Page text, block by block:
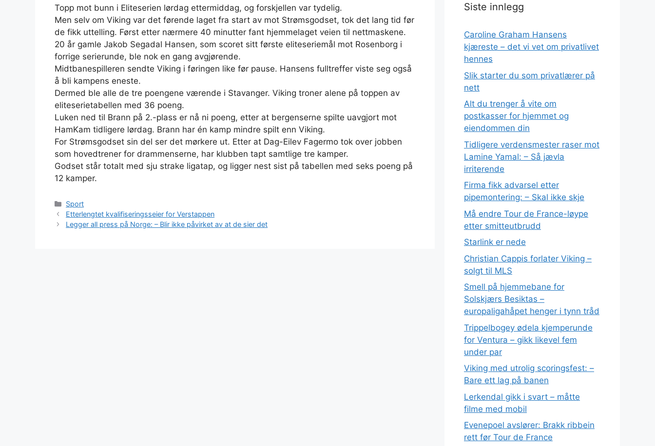
Topp mot bunn i Eliteserien lørdag ettermiddag, og forskjellen var tydelig.
Men selv om Viking var det førende laget fra start av mot Strømsgodset, tok det lang tid før
de fikk uttelling. Først etter nærmere 40 minutter fant hjemmelaget veien til nettmaskene.
20 år gamle Jakob Segadal Hansen, som scoret sitt første eliteseriemål mot Rosenborg i
forrige serierunde, ble nok en gang avgjørende.
Midtbanespilleren sendte Viking i føringen like før pause. Hansens fulltreffer viste seg også
å bli kampens eneste.
Dermed ble alle de tre poengene værende i Stavanger. Viking troner alene på toppen av
eliteserietabellen med 36 poeng.
Luken ned til Brann på 2.-plass er nå ni poeng, etter at bergenserne spilte uavgjort mot
HamKam tidligere lørdag. Brann har én kamp mindre spilt enn Viking.
For Strømsgodset sin del ser det mørkere ut. Etter at Dag-Eilev Fagermo tok over jobben
som hovedtrener for drammenserne, har klubben tapt samtlige tre kamper.
Godset står totalt med sju strake ligatap, og ligger nest sist på tabellen med seks poeng på
12 kamper.
Kategorier
Sport
Etterlengtet kvalifiseringsseier for Verstappen
Legger all press på Norge: – Blir ikke påvirket av at de sier det
Siste innlegg
Caroline Graham Hansens
kjæreste – det vi vet om privatlivet
hennes
Slik starter du som privatlærer på
nett
Alt du trenger å vite om
postkasser for hjemmet og
eiendommen din
Tidligere verdensmester raser mot
Lamine Yamal: – Så jævla
irriterende
Firma fikk advarsel etter
pipemontering: – Skal ikke skje
Må endre Tour de France-løype
etter smitteutbrudd
Starlink er nede
Christian Cappis forlater Viking –
solgt til MLS
Smell på hjemmebane for
Solskjærs Besiktas –
europaligahåpet henger i tynn tråd
Trippelbogey ødela kjemperunde
for Ventura – gikk likevel fem
under par
Viking med utrolig scoringsfest: –
Bare ett lag på banen
Lerkendal gikk i svart – måtte
filme med mobil
Evenepoel avslører: Brakk ribbein
rett før Tour de France